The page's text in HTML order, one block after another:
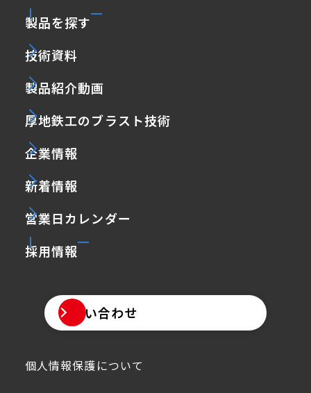
製品を探す
技術資料
製品紹介動画
厚地鉄工のブラスト技術
企業情報
新着情報
営業日カレンダー
採用情報
お問い合わせ
個人情報保護について